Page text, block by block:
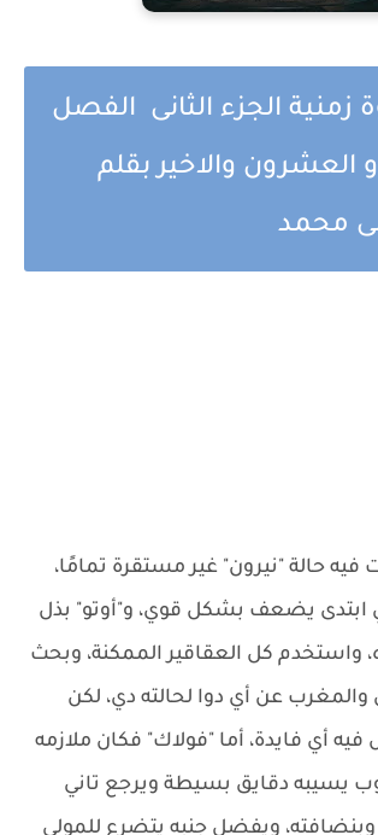
زمنية الجزء الثانى الفصل
والاخير بقلم
محمد
حالة "نيرون" غير مستقرة تمامًا،
ابتدى يضعف بشكل قوي، و"أوتو" بذل
واستخدم كل العقاقير الممكنة، وبحث
عن أي دوا لحالته دي، لكن
أي فايدة، أما "فولاك" فكان ملازمه
يسيبه دقايق بسيطة ويرجع تاني
ويفضل جنبه يتضرع للمولى